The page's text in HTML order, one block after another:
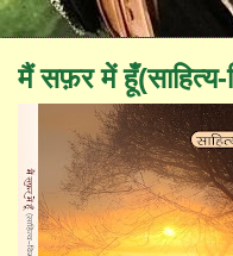
मैं सफ़र में हूँ(साहित्य-